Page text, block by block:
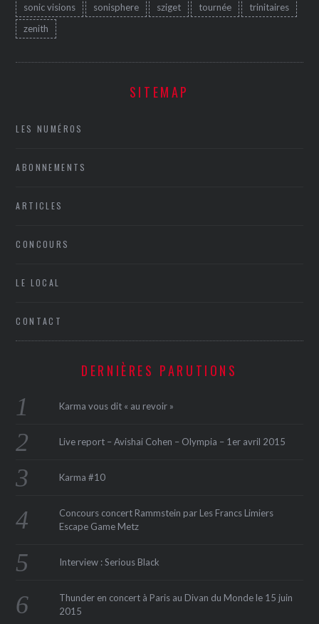
sonic visions
sonisphere sziget tournée
trinitaires
zenith
SITEMAP
LES NUMÉROS
ABONNEMENTS
ARTICLES
CONCOURS
LE LOCAL
CONTACT
DERNIÈRES PARUTIONS
Karma vous dit « au revoir »
Live report – Avishai Cohen – Olympia – 1er avril 2015
Karma #10
Concours concert Rammstein par Les Francs Limiers
Escape Game Metz
Interview : Serious Black
Thunder en concert à Paris au Divan du Monde le 15 juin
2015